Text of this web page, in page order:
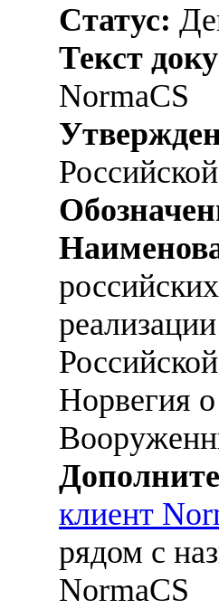
Статус:
Текст
NormaCS
Норвегия
клиент
рядом с
NormaCS